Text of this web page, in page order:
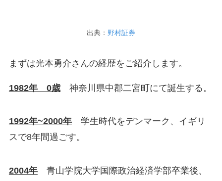
出典： 野村証券
まずは光本勇介さんの経歴をご紹介します。
1982年 0歳神奈川県中郡二宮町にて誕生する。
1992年~2000年学生時代をデンマーク、イギリ
スで8年間過ごす。
2004年青山学院大学国際政治経済学部卒業後、